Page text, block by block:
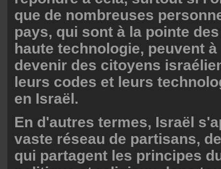
que de nombreuses
pays, qui sont à la pointe
haute technologie, peuvent
devenir des citoyens
leurs codes et leurs
en Israël.
En d'autres termes, Israël
vaste réseau de partisans,
qui partagent les principes